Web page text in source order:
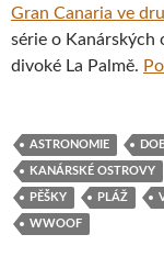
Gran Canaria ve
série o Kanárských
divoké La Palmě.
ASTRONOMIE
KANÁRSKÉ OSTROVY
PĚŠKY PLÁŽ
WWOOF